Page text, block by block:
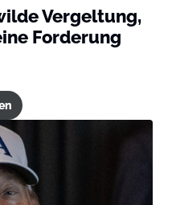
Vergeltung,
Forderung